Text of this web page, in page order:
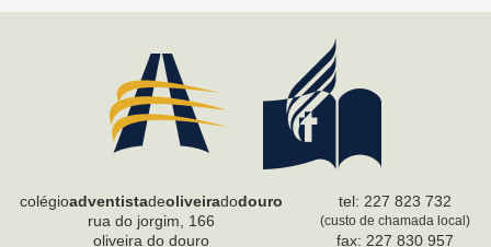
colégioadventistadeoliveiradodouro
rua do jorgim, 166
oliveira do douro
tel: 227 823 732
(custo de chamada local)
fax: 227 830 957